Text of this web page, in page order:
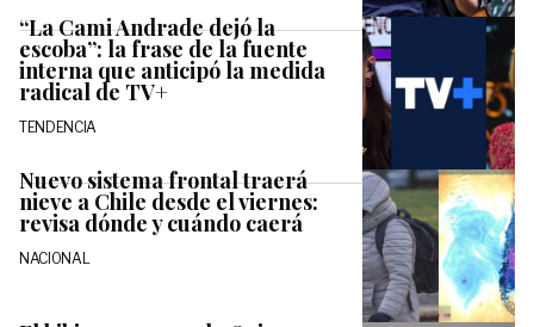
“La Cami Andrade dejó la
escoba”: la frase de la fuente
interna que anticipó la medida
radical de TV+
TENDENCIA
Nuevo sistema frontal traerá
nieve a Chile desde el viernes:
revisa dónde y cuándo caerá
NACIONAL